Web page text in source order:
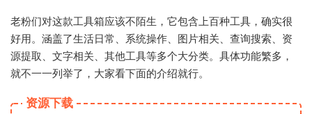
老粉们对这款工具箱应该不陌生，它包含上百种工具，确实很
好用。涵盖了生活日常、系统操作、图片相关、查询搜索、资
源提取、文字相关、其他工具等多个大分类。具体功能繁多，
就不一一列举了，大家看下面的介绍就行。
资源下载